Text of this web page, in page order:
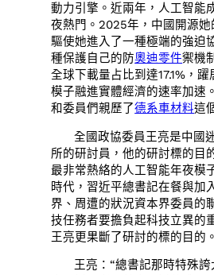
動力引擎。近兩年，人工智能
夜熱門。2025年，中國開源她
驅使她進入了一種極端的強迫
種保護自己的防奧迪零件禦機
全球下載量占比到達17.1%，
模子融進實體經濟的速率加速
和委員們親歷了德系車材料這
全國政協委員王亮是中國
所的研討員，他的研討標的目
最非常熱絡的人工智能年夜模
時代，習近平總書記在餐與加
界、周遭的狀況資本界委員的
技任務者要擔負起科技立異的
王亮更果斷了研討的標的目的。
王亮：“總書記那時特殊